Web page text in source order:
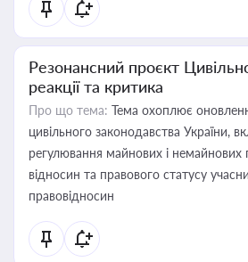
Резонансний проєкт
реакції та критика
Про що тема: Тема охоплює
цивільного законодавства України,
регулювання майнових і немайнових
відносин та правового статусу
правовідносин